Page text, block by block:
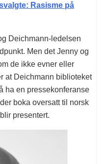
Rasisme på
Deichmann-ledelsen
Men det Jenny og
de ikke evner eller
at Deichmann biblioteket
ha en pressekonferanse
boka oversatt til norsk
presentert.